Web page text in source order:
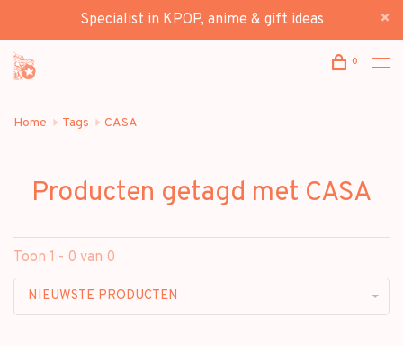
Specialist in KPOP, anime & gift ideas
0
Home Tags CASA
Producten getagd met CASA
Toon 1 - 0 van 0
NIEUWSTE PRODUCTEN